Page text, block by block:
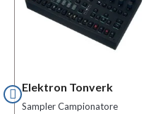
Elektron Tonverk
Sampler Campionatore